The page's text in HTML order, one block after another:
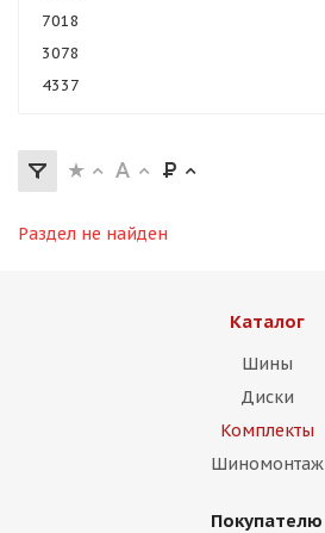
7018
3078
4337
Раздел не найден
Каталог
Шины
Диски
Комплекты
Шиномонтаж
Покупателю